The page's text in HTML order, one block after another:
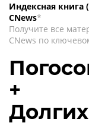
Индексная книга
CNews*
Получите все
CNews по
+